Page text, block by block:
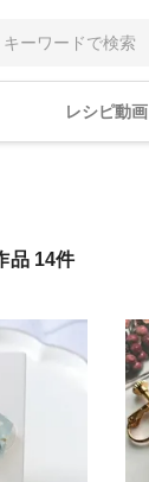
レシピ動画
品 14件